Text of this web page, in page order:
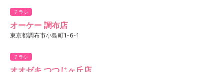
チラシ
オーケー 調布店
東京都調布市小島町1-6-1
チラシ
オオゼキ つつじヶ丘店